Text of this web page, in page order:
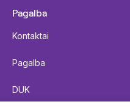
Pagalba
Kontaktai
Pagalba
DUK